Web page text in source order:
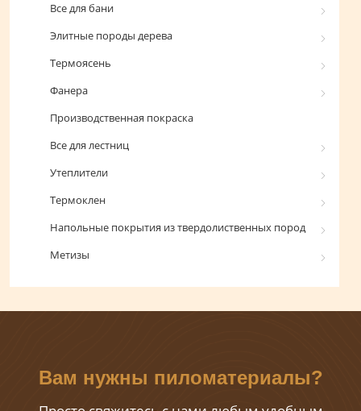
Все для бани
Элитные породы дерева
Термоясень
Фанера
Производственная покраска
Все для лестниц
Утеплители
Термоклен
Напольные покрытия из твердолиственных пород
Метизы
Вам нужны пиломатериалы?